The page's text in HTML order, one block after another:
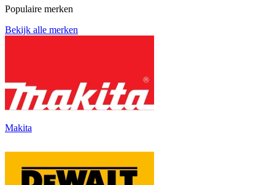
Populaire merken
Bekijk alle merken
Makita